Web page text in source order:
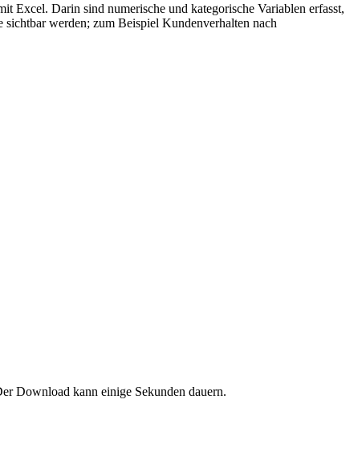
Excel. Darin sind numerische und kategorische Variablen erfasst,
werden; zum Beispiel Kundenverhalten nach
Download kann einige Sekunden dauern.